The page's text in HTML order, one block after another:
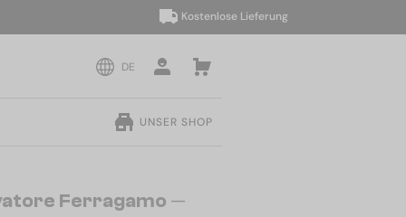
Kostenlose Lieferung
DE
UNSER SHOP
Ferragamo —